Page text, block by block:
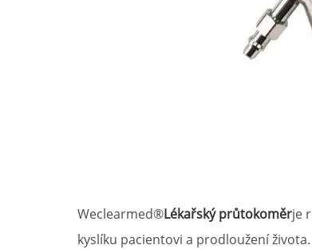
Weclearmed®Lékařský průtokoměrje
kyslíku pacientovi a prodloužení